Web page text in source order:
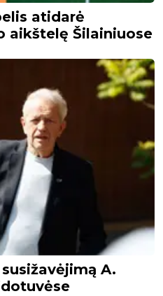
atidarė
aikštelę Šilainiuose
A.